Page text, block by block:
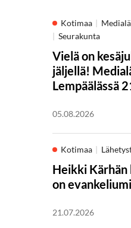
Kotimaa
Seurakunta
Vielä on
jäljellä!
Lempäälässä
05.08.2026
Kotimaa
Heikki
on
21.07.2026